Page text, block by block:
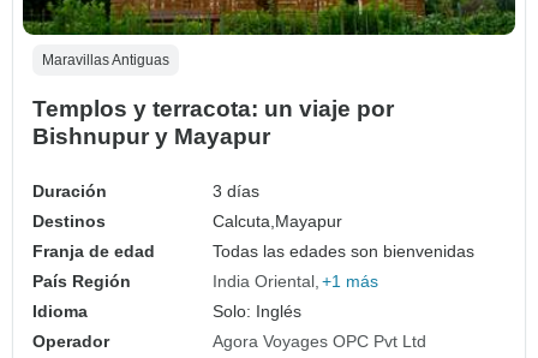
Maravillas Antiguas
Templos y terracota: un viaje por
Bishnupur y Mayapur
Duración
3 días
Destinos
Calcuta, Mayapur
Franja de edad
Todas las edades son bienvenidas
País Región
India Oriental +1 más
Idioma
Solo: Inglés
Operador
Agora Voyages OPC Pvt Ltd